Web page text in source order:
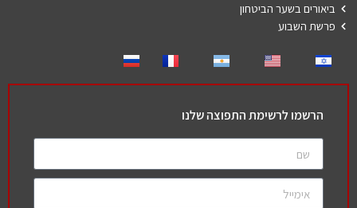
ביאורים בשער הביטחון
פרשת השבוע
הרשמו לרשימת התפוצה שלנו